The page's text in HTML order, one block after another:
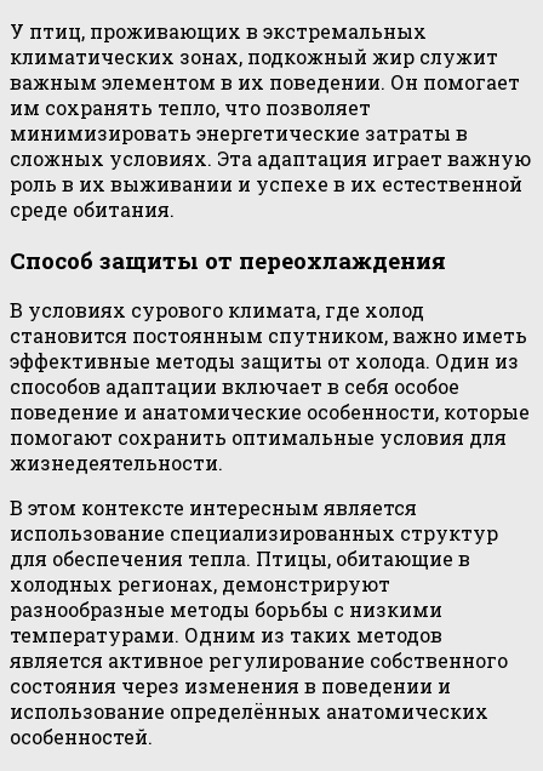
У птиц, проживающих в экстремальных
климатических зонах, подкожный жир служит
важным элементом в их поведении. Он помогает
им сохранять тепло, что позволяет
минимизировать энергетические затраты в
сложных условиях. Эта адаптация играет важную
роль в их выживании и успехе в их естественной
среде обитания.
Способ защиты от переохлаждения
В условиях сурового климата, где холод
становится постоянным спутником, важно иметь
эффективные методы защиты от холода. Один из
способов адаптации включает в себя особое
поведение и анатомические особенности, которые
помогают сохранить оптимальные условия для
жизнедеятельности.
В этом контексте интересным является
использование специализированных структур
для обеспечения тепла. Птицы, обитающие в
холодных регионах, демонстрируют
разнообразные методы борьбы с низкими
температурами. Одним из таких методов
является активное регулирование собственного
состояния через изменения в поведении и
использование определённых анатомических
особенностей.